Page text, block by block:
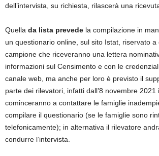
dell’intervista, su richiesta, rilascerà una
Quella da lista prevede la compilazione in
un questionario online, sul sito Istat, riservato a
campione che riceveranno una lettera
informazioni sul Censimento e con le
canale web, ma anche per loro è previsto il
parte dei rilevatori, infatti dall’8 novembre 2021
cominceranno a contattare le famiglie
compilare il questionario (se le famiglie sono
telefonicamente); in alternativa il rilevatore
condurre l’intervista.